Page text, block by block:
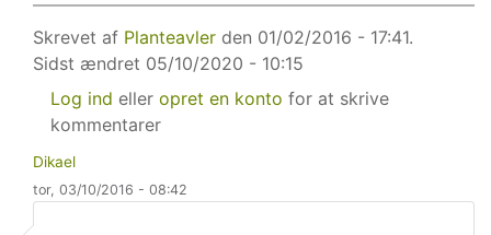
Skrevet af Planteavler den 01/02/2016 - 17:41.
Sidst ændret 05/10/2020 - 10:15
Log ind eller opret en konto for at skrive
kommentarer
Dikael
tor, 03/10/2016 - 08:42